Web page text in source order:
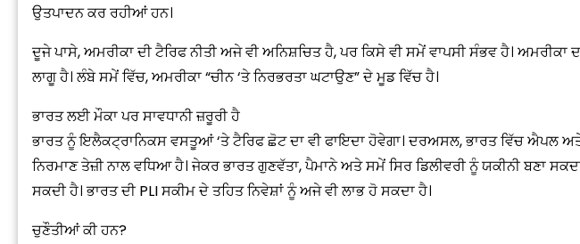
ਉਤਪਾਦਨ ਕਰ ਰਹੀਆਂ ਹਨ।
ਦੂਜੇ ਪਾਸੇ, ਅਮਰੀਕਾ ਦੀ ਟੈਰਿਫ ਨੀਤੀ ਅਜੇ ਵੀ ਅਨਿਸ਼ਚਿਤ ਹੈ, ਪਰ ਕਿਸੇ ਵੀ ਸਮੇਂ ਵਾਪਸੀ ਸੰਭਵ ਹੈ।
ਲਾਗੂ ਹੈ। ਲੰਬੇ ਸਮੇਂ ਵਿੱਚ, ਅਮਰੀਕਾ “ਚੀਨ ‘ਤੇ ਨਿਰਭਰਤਾ ਘਟਾਉਣ” ਦੇ ਮੂਡ ਵਿੱਚ ਹੈ।
ਭਾਰਤ ਲਈ ਮੌਕਾ ਪਰ ਸਾਵਧਾਨੀ ਜ਼ਰੂਰੀ ਹੈ
ਭਾਰਤ ਨੂੰ ਇਲੈਕਟ੍ਰਾਨਿਕਸ ਵਸਤੂਆਂ ‘ਤੇ ਟੈਰਿਫ ਛੋਟ ਦਾ ਵੀ ਫਾਇਦਾ ਹੋਵੇਗਾ। ਦਰਅਸਲ, ਭਾਰਤ ਵਿੱਚ ਐਪਲ
ਨਿਰਮਾਣ ਤੇਜ਼ੀ ਨਾਲ ਵਧਿਆ ਹੈ। ਜੇਕਰ ਭਾਰਤ ਗੁਣਵੱਤਾ, ਪੈਮਾਨੇ ਅਤੇ ਸਮੇਂ ਸਿਰ ਡਿਲੀਵਰੀ ਨੂੰ ਯਕੀਨੀ ਬਣਾ
ਸਕਦੀ ਹੈ। ਭਾਰਤ ਦੀ PLI ਸਕੀਮ ਦੇ ਤਹਿਤ ਨਿਵੇਸ਼ਾਂ ਨੂੰ ਅਜੇ ਵੀ ਲਾਭ ਹੋ ਸਕਦਾ ਹੈ।
ਚੁਣੌਤੀਆਂ ਕੀ ਹਨ?
challenge, not from the
zone.”